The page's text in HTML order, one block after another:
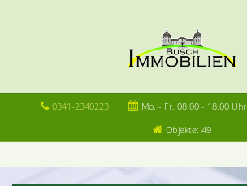
0341-2340223 Mo. - Fr. 08.00 - 18.00 Uhr
Objekte: 49